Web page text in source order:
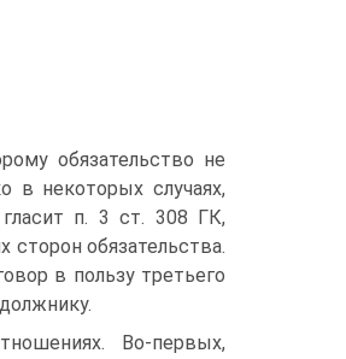
обязательство не
в некоторых случаях,
п. 3 ст. 308 ГК,
обязательства.
в пользу третьего
Во-первых,